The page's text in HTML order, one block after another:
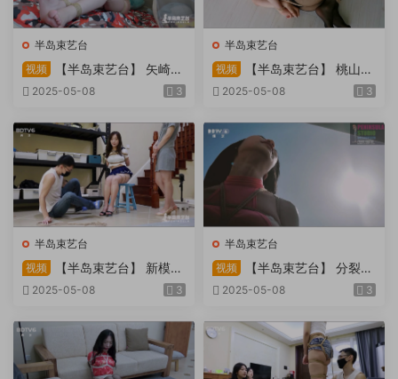
半岛束艺台
视频
【半岛束艺台】 矢崎
物业为您服务
2025-05-08 3
半岛束艺台
视频
【半岛束艺台】 桃山漫
画改编03 团缚美女超刺激玩
2025-05-08 3
半岛束艺台
视频
【半岛束艺台】 新模奎
因试镜，宛如阿紫再现
2025-05-08 3
半岛束艺台
视频
【半岛束艺台】 分裂的
快感：捆绑检阅式，车顶冷风
天。过路车辆..
2025-05-08 3